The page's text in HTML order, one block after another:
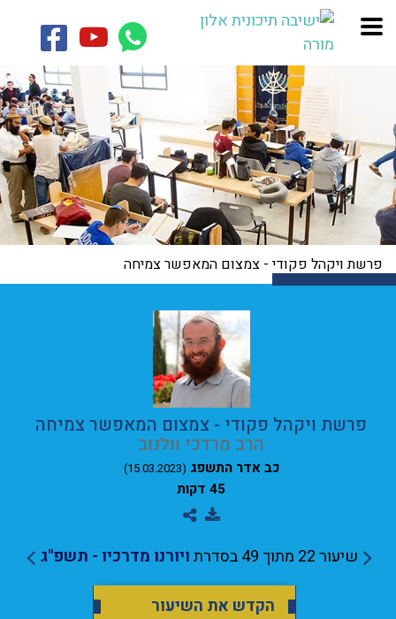
פרשת ויקהל פקודי - צמצום המאפשר צמיחה
פרשת ויקהל פקודי - צמצום המאפשר צמיחה
הרב מרדכי וולנוב
כב אדר התשפג (15.03.2023)
45 דקות
שיעור 22 מתוך 49 בסדרת ויורנו מדרכיו - תשפ"ג
הקדש את השיעור